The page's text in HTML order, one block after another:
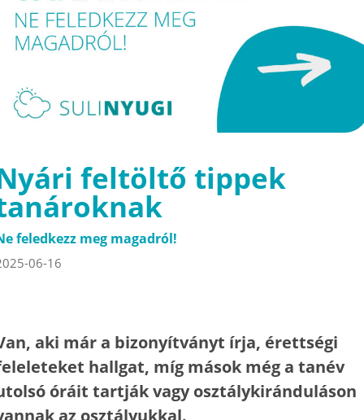
feltöltő tippek
feledkezz meg magadról!
06-16
aki már a bizonyítványt írja, érettségi
hallgat, míg mások még a tanév
óráit tartják vagy osztálykiránduláson
az osztályukkal.